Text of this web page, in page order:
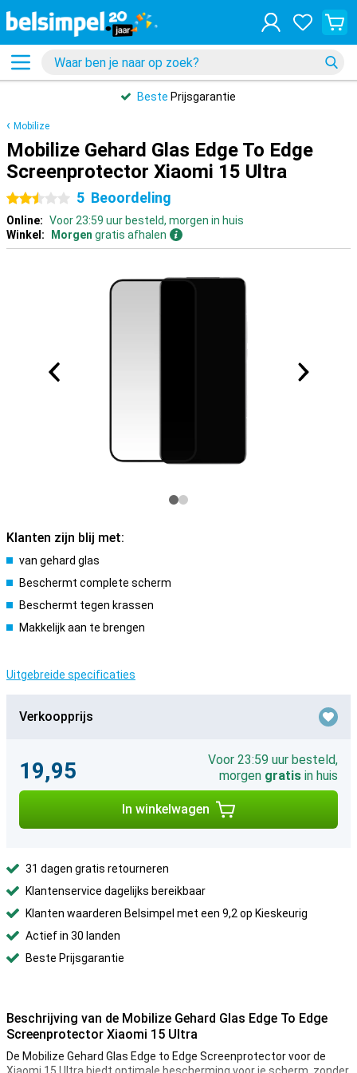
Beste Prijsgarantie
Mobilize
Mobilize Gehard Glas Edge To Edge
Screenprotector Xiaomi 15 Ultra
2.5 sterren
5 Beoordeling
Online: Voor 23:59 uur besteld, morgen in huis
Winkel:
Morgen gratis afhalen
Klanten zijn blij met:
van gehard glas
Beschermt complete scherm
Beschermt tegen krassen
Makkelijk aan te brengen
Uitgebreide specificaties
Verkoopprijs
19,95
Voor 23:59 uur besteld,
morgen gratis in huis
In winkelwagen
31 dagen gratis retourneren
Klantenservice dagelijks bereikbaar
Klanten waarderen Belsimpel met een 9,2 op Kieskeurig
Actief in 30 landen
Beste Prijsgarantie
Beschrijving van de Mobilize Gehard Glas Edge To Edge
Screenprotector Xiaomi 15 Ultra
De Mobilize Gehard Glas Edge to Edge Screenprotector voor de